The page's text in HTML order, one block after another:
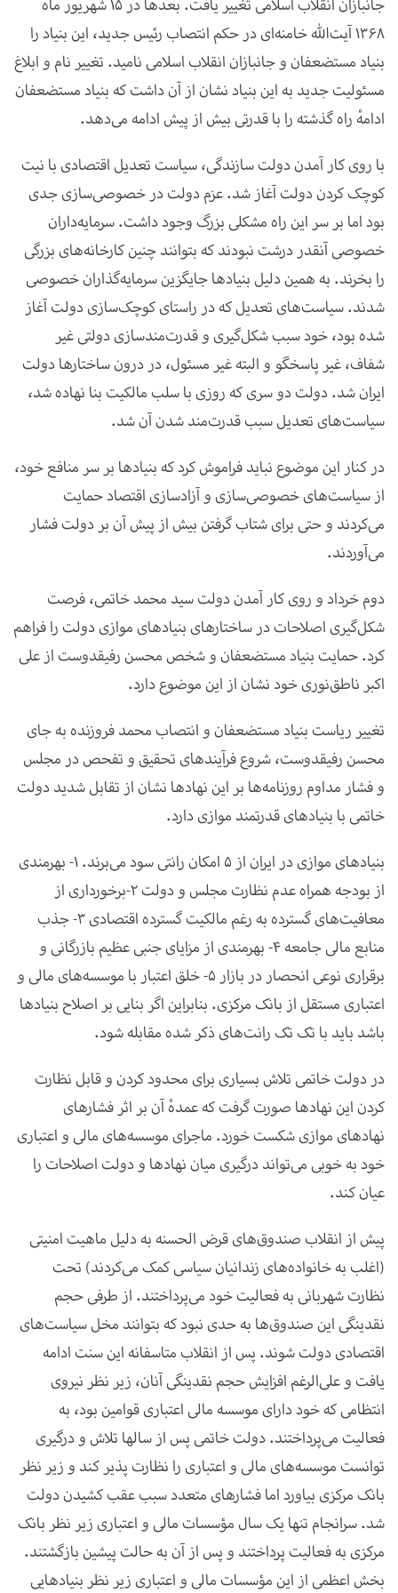
جانبازان انقلاب اسلامی تغییر یافت. بعدها در 15 شهریور ماه
1368 آیت‌الله خامنه‌ای در حکم انتصاب رئیس جدید، این بنیاد را
بنیاد مستضعفان و جانبازان انقلاب اسلامی نامید. تغییر نام و ابلاغ
مسئولیت جدید به این بنیاد نشان از آن داشت که بنیاد مستضعفان
ادامهٔ راه گذشته را با قدرتی بیش از پیش ادامه می‌دهد.
با روی کار آمدن دولت سازندگی، سیاست تعدیل اقتصادی با نیت
کوچک کردن دولت آغاز شد. عزم دولت در خصوصی‌سازی جدی
بود اما بر سر این راه مشکلی بزرگ وجود داشت. سرمایه‌داران
خصوصی آنقدر درشت نبودند که بتوانند چنین کارخانه‌های بزرگی
را بخرند. به همین دلیل بنیادها جایگزین سرمایه‌گذاران خصوصی
شدند. سیاست‌های تعدیل که در راستای کوچک‌سازی دولت آغاز
شده بود، خود سبب شکل‌گیری و قدرت‌مندسازی دولتی غیر
شفاف، غیر پاسخگو و البته غیر مسئول، در درون ساختارها دولت
ایران شد. دولت دو سری که روزی با سلب مالکیت بنا نهاده شد،
سیاست‌های تعدیل سبب قدرت‌مند شدن آن شد.
در کنار این موضوع نباید فراموش کرد که بنیادها بر سر منافع خود،
از سیاست‌های خصوصی‌سازی و آزادسازی اقتصاد حمایت
می‌کردند و حتی برای شتاب گرفتن بیش از پیش آن بر دولت فشار
می‌آوردند.
دوم خرداد و روی کار آمدن دولت سید محمد خاتمی، فرصت
شکل‌گیری اصلاحات در ساختارهای بنیادهای موازی دولت را فراهم
کرد. حمایت بنیاد مستضعفان و شخص محسن رفیقدوست از علی
اکبر ناطق‌نوری خود نشان از این موضوع دارد.
تغییر ریاست بنیاد مستضعفان و انتصاب محمد فروزنده به جای
محسن رفیقدوست، شروع فرآیندهای تحقیق و تفحص در مجلس
و فشار مداوم روزنامه‌ها بر این نهادها نشان از تقابل شدید دولت
خاتمی با بنیادهای قدرتمند موازی دارد.
بنیادهای موازی در ایران از 5 امکان رانتی سود می‌برند. 1- بهرمندی
از بودجه همراه عدم نظارت مجلس و دولت 2-برخورداری از
معافیت‌های گسترده به رغم مالکیت گسترده اقتصادی 3- جذب
منابع مالی جامعه 4- بهرمندی از مزایای جنبی عظیم بازرگانی و
برقراری نوعی انحصار در بازار 5- خلق اعتبار با موسسه‌های مالی و
اعتباری مستقل از بانک مرکزی. بنابراین اگر بنایی بر اصلاح بنیادها
باشد باید با تک تک رانت‌های ذکر شده مقابله شود.
در دولت خاتمی تلاش بسیاری برای محدود کردن و قابل نظارت
کردن این نهادها صورت گرفت که عمدهٔ آن بر اثر فشارهای
نهادهای موازی شکست خورد. ماجرای موسسه‌های مالی و اعتباری
خود به خوبی می‌تواند درگیری میان نهادها و دولت اصلاحات را
عیان کند.
پیش از انقلاب صندوق‌های قرض الحسنه به دلیل ماهیت امنیتی
(اغلب به خانواده‌های زندانیان سیاسی کمک می‌کردند) تحت
نظارت شهربانی به فعالیت خود می‌پرداختند. از طرفی حجم
نقدینگی این صندوق‌ها به حدی نبود که بتوانند مخل سیاست‌های
اقتصادی دولت شوند. پس از انقلاب متاسفانه این سنت ادامه
یافت و علی‌الرغم افزایش حجم نقدینگی آنان، زیر نظر نیروی
انتظامی که خود دارای موسسه مالی اعتباری قوامین بود، به
فعالیت می‌پرداختند. دولت خاتمی پس از سالها تلاش و درگیری
توانست موسسه‌های مالی و اعتباری را نظارت پذیر کند و زیر نظر
بانک مرکزی بیاورد اما فشارهای متعدد سبب عقب کشیدن دولت
شد. سرانجام تنها یک سال مؤسسات مالی و اعتباری زیر نظر بانک
مرکزی به فعالیت پرداختند و پس از آن به حالت پیشین بازگشتند.
بخش اعظمی از این مؤسسات مالی و اعتباری زیر نظر بنیادهایی